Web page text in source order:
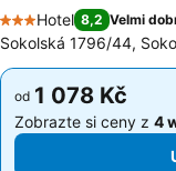
3 Počet hvězdiček
Hotel 8,2 Velmi
Sokolská 1796/44,
od 1 078 Kč
Zobrazte si ceny z 4
od 1 078 Kč
Zobrazte si ceny z 4